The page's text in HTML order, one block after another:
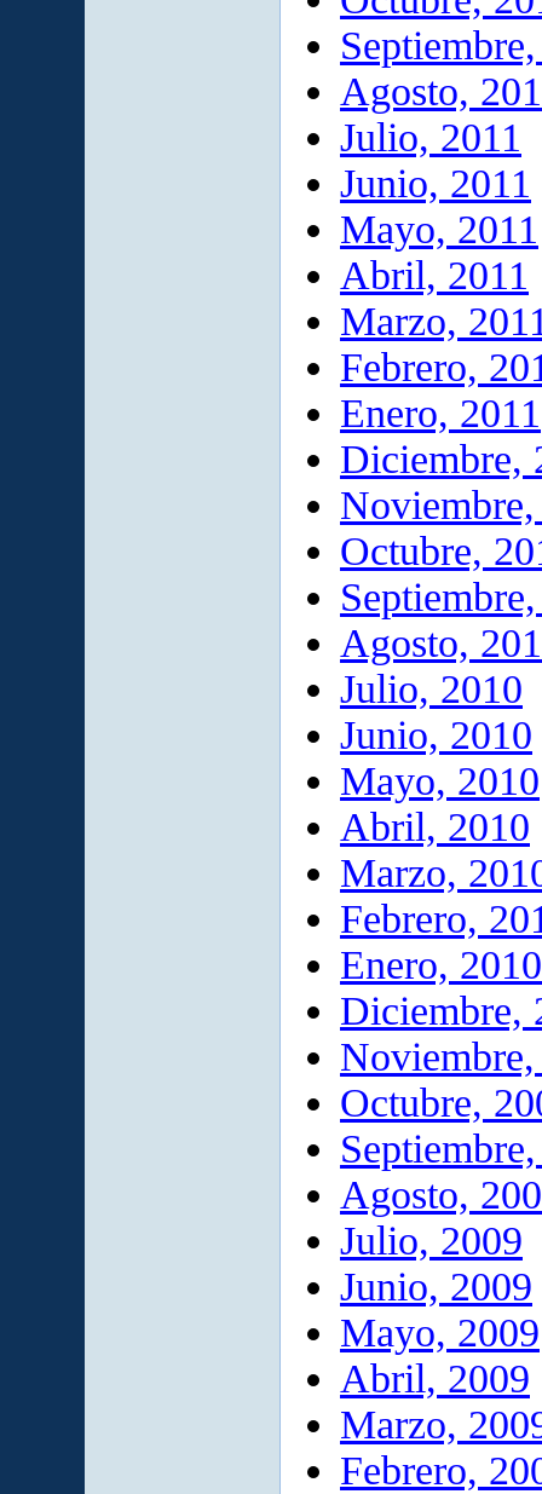
Agosto,
Julio, 2011
Junio, 2011
Mayo, 2011
Abril, 2011
Marzo,
Febrero,
Enero, 2011
Diciembre,
Octubre,
Agosto,
Julio, 2010
Junio, 2010
Mayo, 2010
Abril, 2010
Marzo,
Febrero,
Enero, 2010
Diciembre,
Octubre,
Agosto,
Julio, 2009
Junio, 2009
Mayo, 2009
Abril, 2009
Marzo,
Febrero,